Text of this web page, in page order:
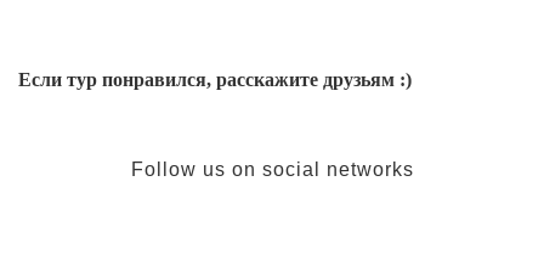
Если тур понравился, расскажите друзьям :)
Follow us on social networks